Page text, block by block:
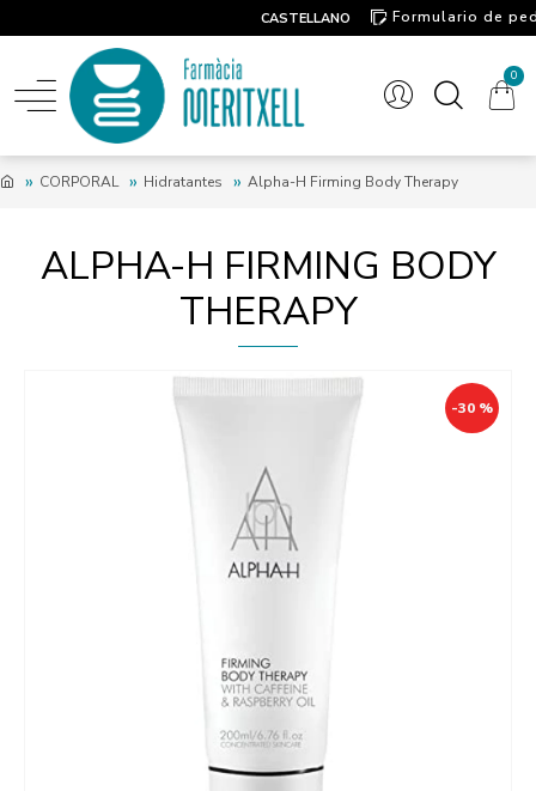
CASTELLANO
Formulario de
0
CORPORAL Hidratantes Alpha-H Firming Body Therapy
ALPHA-H FIRMING BODY
THERAPY
-30 %